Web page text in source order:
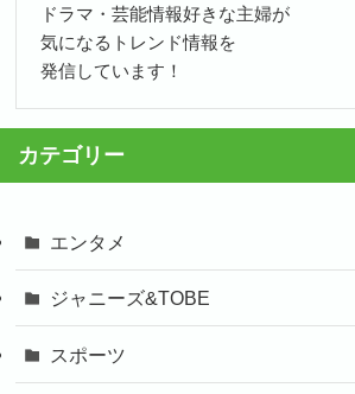
ドラマ・芸能情報好きな主婦が
気になるトレンド情報を
発信しています！
カテゴリー
エンタメ
ジャニーズ&TOBE
スポーツ